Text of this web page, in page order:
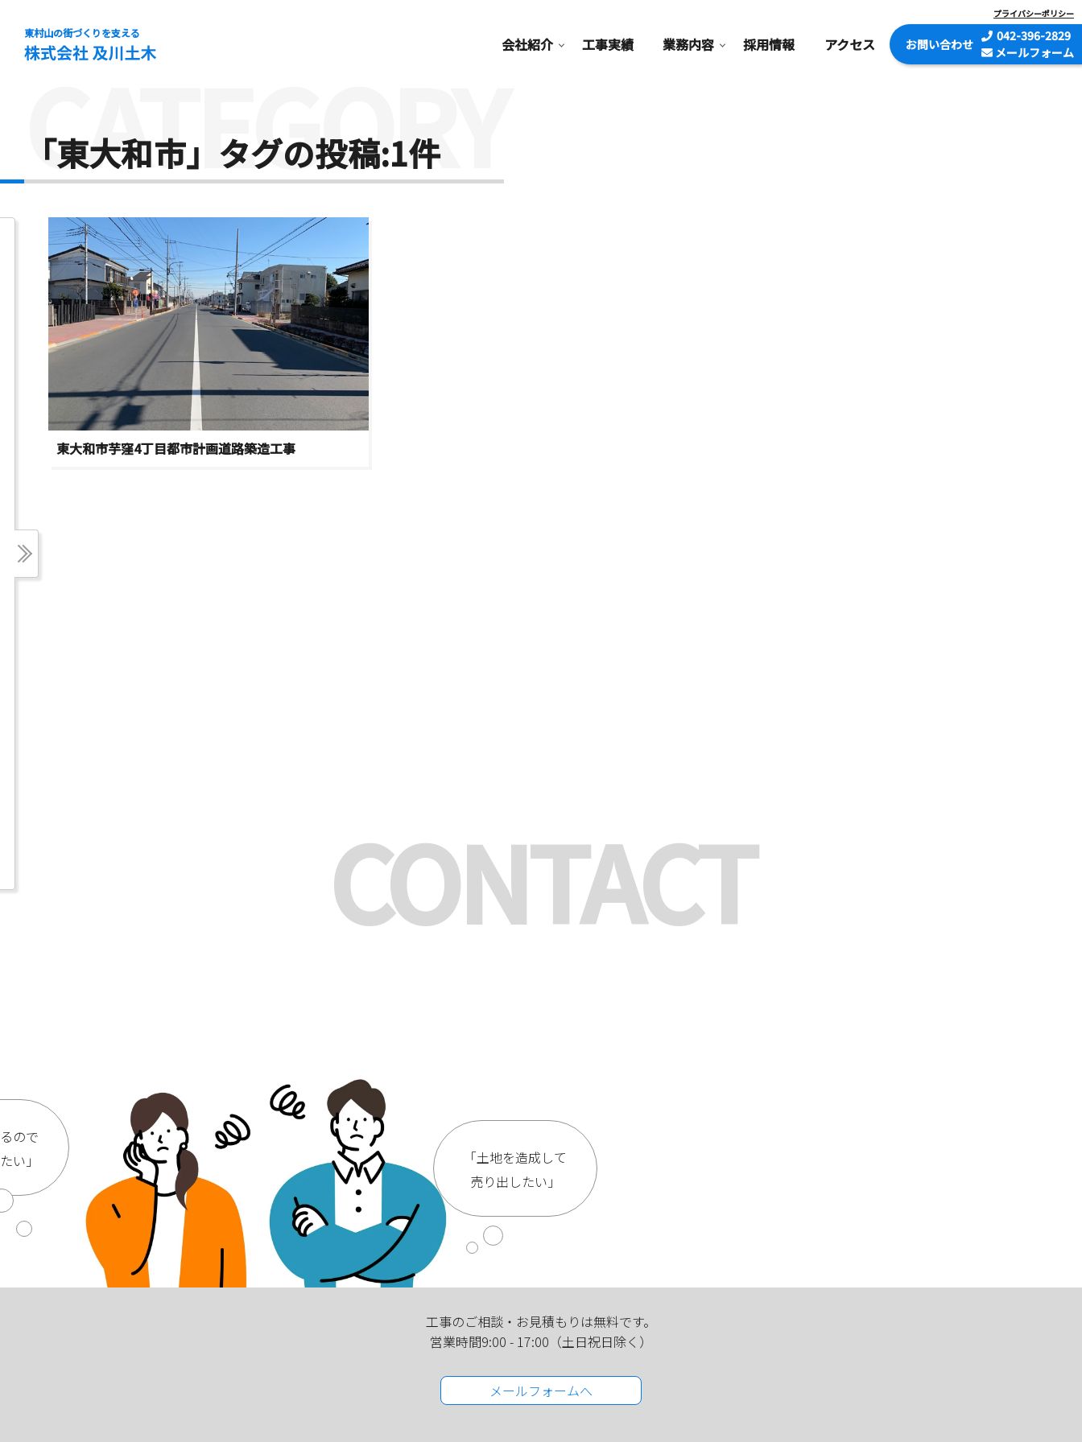
東村山の街づくりを支える
会社紹介 工事実績 業務内容 採用情報 アクセス
プライバシーポリシー
お問い合わせ
042-396-2829
メールフォーム
CATEGORY
「東大和市」タグの投稿:1件
東大和市芋窪4丁目都市計画道路築造工事
CONTACT
ので
い」
「土地を造成して
売り出したい」
工事のご相談・お見積もりは無料です。
営業時間9:00 - 17:00 （土日祝日除く）
メールフォームへ